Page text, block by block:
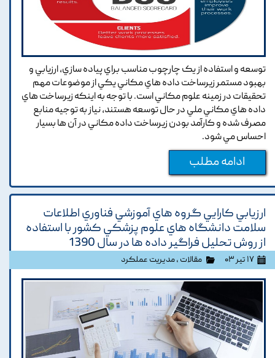
توسعه و استفاده از يک چارچوب مناسب براي پياده سازي, ارزيابي و
بهبود مستمر زيرساخت داده هاي مکاني يکي از موضوعات مهم
تحقيقات در زمينه علوم مکاني است. با توجه به اينکه زيرساخت هاي
داده هاي مکاني ملي در حال توسعه هستند, نياز به توجيه منابع
مصرف شده و کارآمد بودن زيرساخت داده مکاني در آن ها بسيار
احساس مي شود.
ادامه مطلب
ارزيابي کارايي گروه هاي آموزشي فناوري اطلاعات
سلامت دانشگاه هاي علوم پزشکي کشور با استفاده
از روش تحليل فراگير داده ها در سال 1390
۱۷ تیر ۰۳ مقالات ،مدیریت عملکرد